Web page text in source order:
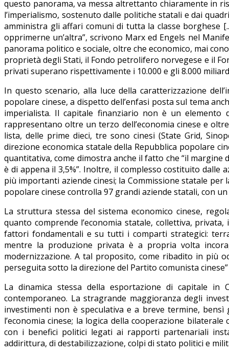
questo panorama, va messa altrettanto chiaramente in
l’imperialismo, sostenuto dalle politiche statali e dai
amministra gli affari comuni di tutta la classe borghese
opprimerne un’altra”, scrivono Marx ed Engels nel
panorama politico e sociale, oltre che economico, mai
proprietà degli Stati, il Fondo petrolifero norvegese e il
privati superano rispettivamente i 10.000 e gli 8.000
In questo scenario, alla luce della caratterizzazione
popolare cinese, a dispetto dell’enfasi posta sul tema
imperialista. Il capitale finanziario non è un elemento
rappresentano oltre un terzo dell’economia cinese e
lista, delle prime dieci, tre sono cinesi (State Grid,
direzione economica statale della Repubblica popolare
quantitativa, come dimostra anche il fatto che “il
è di appena il 3,5%”. Inoltre, il complesso costituito
più importanti aziende cinesi; la Commissione statale
popolare cinese controlla 97 grandi aziende statali, con
La struttura stessa del sistema economico cinese,
quanto comprende l’economia statale, collettiva,
fattori fondamentali e su tutti i comparti strategici:
mentre la produzione privata è a propria volta
modernizzazione. A tal proposito, come ribadito in più
perseguita sotto la direzione del Partito comunista
La dinamica stessa della esportazione di capitale in
contemporaneo. La stragrande maggioranza degli
investimenti non è speculativa e a breve termine,
l’economia cinese; la logica della cooperazione
con i benefici politici legati ai rapporti partenariali
addirittura, di destabilizzazione, colpi di stato politici e